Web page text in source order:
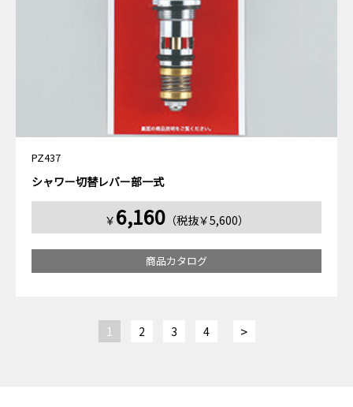
PZ437
シャワー切替レバー部一式
￥ 6,160（税抜￥5,600）
商品カタログ
1 2 3 4 >